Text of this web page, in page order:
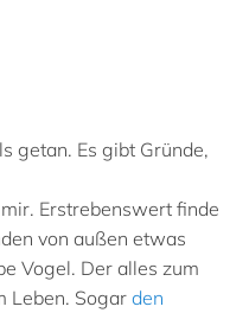
getan. Es gibt Gründe,
Erstrebenswert finde
von außen etwas
Vogel. Der alles zum
Leben. Sogarden